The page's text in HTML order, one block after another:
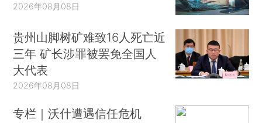
2026年08月08日
贵州山脚树矿难致16人死亡近
三年 矿长涉罪被罢免全国人
大代表
2026年08月08日
专栏｜沃什遭遇信任危机